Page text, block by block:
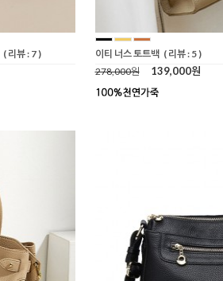
( 리뷰 : 7 )
이티 너스 토트백 ( 리뷰 : 5 )
278,000원
139,000원